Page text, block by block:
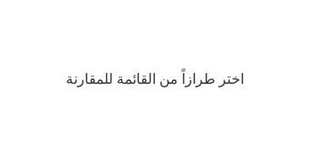
اختر طرازاً من القائمة للمقارنة